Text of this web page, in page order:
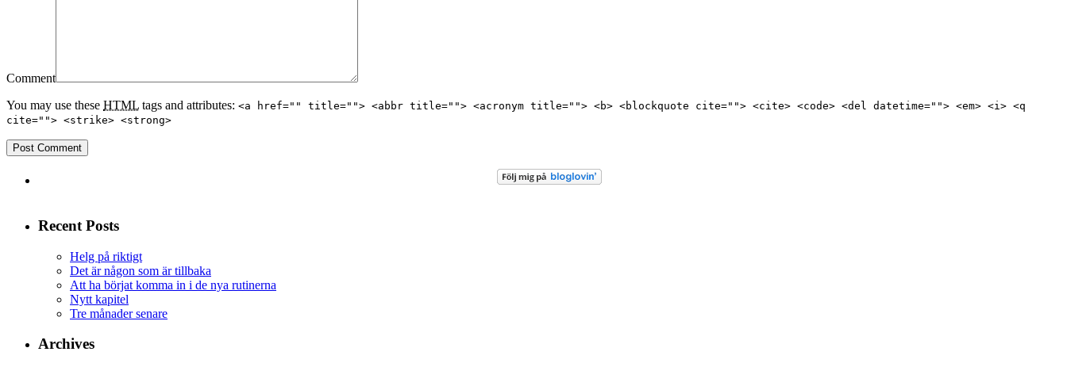
Comment
You may use these HTML tags and attributes: <a href="" title=""> <abbr title=""> <acronym title=""> <b> <blockquote cite=""> <cite> <code> <del datetime=""> <em> <i> <q
cite=""> <strike> <strong>
Recent Posts
Helg på riktigt
Det är någon som är tillbaka
Att ha börjat komma in i de nya rutinerna
Nytt kapitel
Tre månader senare
Archives